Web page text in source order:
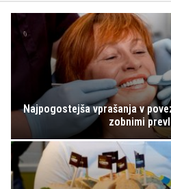
Najpogostejša vprašanja v
zobnimi